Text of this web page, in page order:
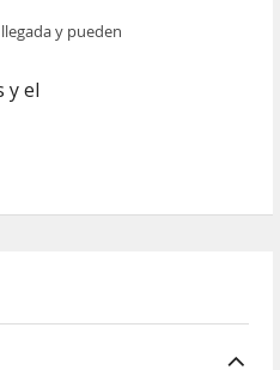
y pueden
y el